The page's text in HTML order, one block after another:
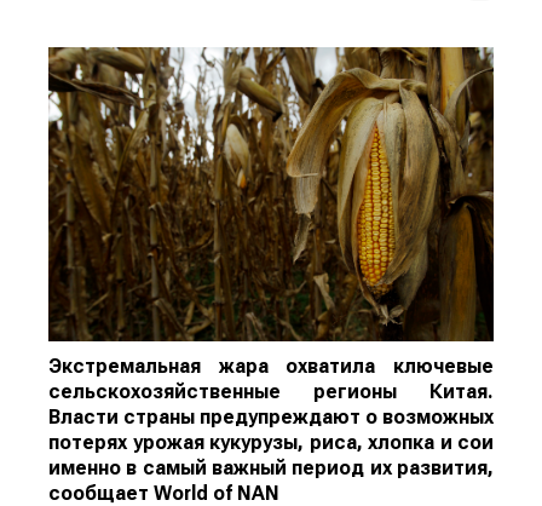
Экстремальная жара охватила ключевые
сельскохозяйственные регионы Китая.
Власти страны предупреждают о возможных
потерях урожая кукурузы, риса, хлопка и сои
именно в самый важный период их развития,
сообщает World of NAN